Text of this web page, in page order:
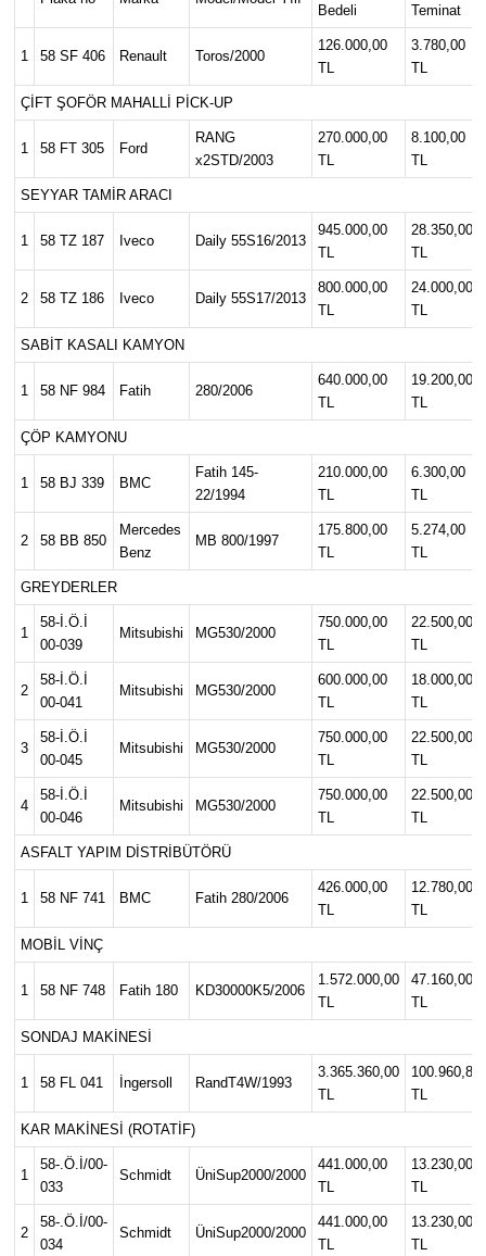
Bedeli
Teminat
1 58 SF 406 Renault Toros/2000
126.000,00
TL
3.780,00
TL
ÇİFT ŞOFÖR MAHALLİ PİCK-UP
1 58 FT 305 Ford
RANG
x2STD/2003
270.000,00
TL
8.100,00
TL
SEYYAR TAMİR ARACI
1 58 TZ 187 Iveco Daily 55S16/2013
945.000,00
TL
28.350,00
TL
2 58 TZ 186 Iveco Daily 55S17/2013
800.000,00
TL
24.000,00
TL
SABİT KASALI KAMYON
1 58 NF 984 Fatih 280/2006
640.000,00
TL
19.200,00
TL
ÇÖP KAMYONU
1 58 BJ 339 BMC
Fatih 145-
22/1994
210.000,00
TL
6.300,00
TL
2 58 BB 850
Mercedes
Benz
MB 800/1997
175.800,00
TL
5.274,00
TL
GREYDERLER
1
58-İ.Ö.İ
00-039
Mitsubishi MG530/2000
750.000,00
TL
22.500,00
TL
2
58-İ.Ö.İ
00-041
Mitsubishi MG530/2000
600.000,00
TL
18.000,00
TL
3
58-İ.Ö.İ
00-045
Mitsubishi MG530/2000
750.000,00
TL
22.500,00
TL
4
58-İ.Ö.İ
00-046
Mitsubishi MG530/2000
750.000,00
TL
22.500,00
TL
ASFALT YAPIM DİSTRİBÜTÖRÜ
1 58 NF 741 BMC Fatih 280/2006
426.000,00
TL
12.780,00
TL
MOBİL VİNÇ
1 58 NF 748 Fatih 180 KD30000K5/2006
1.572.000,00
TL
47.160,00
TL
SONDAJ MAKİNESİ
1 58 FL 041 İngersoll RandT4W/1993
3.365.360,00
TL
100.960,8
TL
KAR MAKİNESİ (ROTATİF)
1
58-.Ö.İ/00-
033
Schmidt ÜniSup2000/2000
441.000,00
TL
13.230,00
TL
2
58-.Ö.İ/00-
034
Schmidt ÜniSup2000/2000
441.000,00
TL
13.230,00
TL
SİYASET
SOSYAL YARDIMLAR
SPONSORLU YAZI
SPOR
YAŞAM